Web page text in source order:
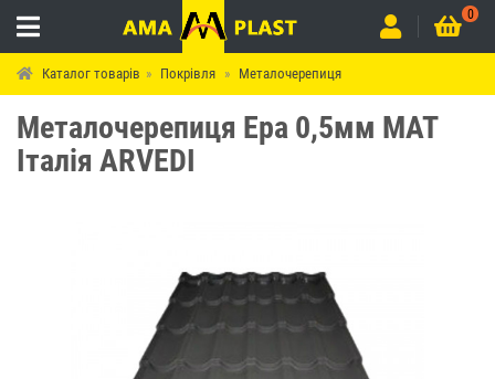
0
Каталог товарів Покрівля Металочерепиця
Металочерепиця Ера 0,5мм МАТ
Італія ARVEDI